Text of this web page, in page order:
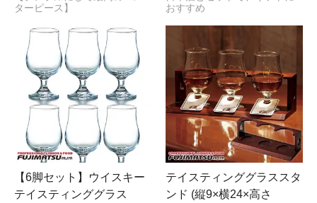
ターピース】
おすすめ
【6脚セット】ウイスキー
テイスティンググラス
テイスティンググラススタ
ンド (縦9×横24×高さ